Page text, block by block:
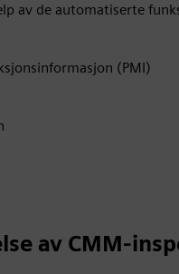
av de automatiserte
(PMI)
av CMM-